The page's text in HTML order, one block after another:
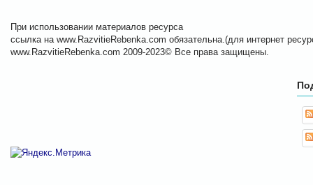
При использовании материалов ресурса
ссылка на www.RazvitieRebenka.com обязательна.(для интернет
www.RazvitieRebenka.com 2009-2023© Все права защищены.